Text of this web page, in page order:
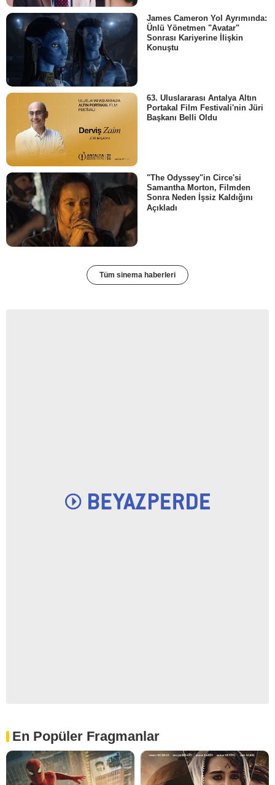
James Cameron Yol Ayrımında:
Ünlü Yönetmen "Avatar"
Sonrası Kariyerine İlişkin
Konuştu
63. Uluslararası Antalya Altın
Portakal Film Festivali'nin Jüri
Başkanı Belli Oldu
"The Odyssey"in Circe'si
Samantha Morton, Filmden
Sonra Neden İşsiz Kaldığını
Açıkladı
Tüm sinema haberleri
En Popüler Fragmanlar